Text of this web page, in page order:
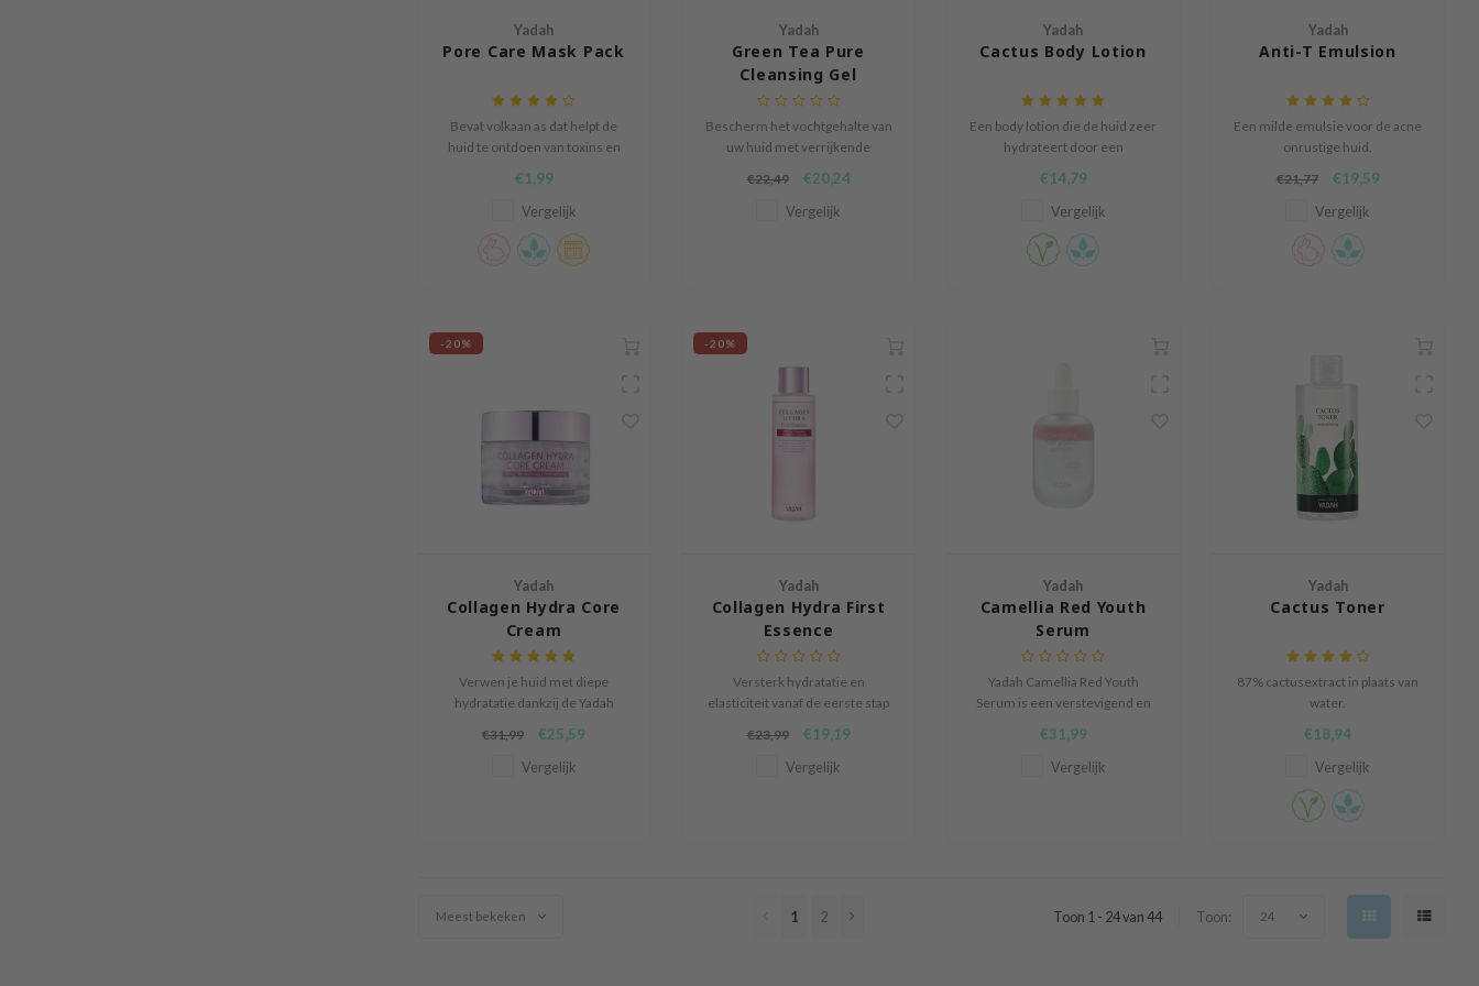
Yadah
Pore Care Mask Pack
Bevat volkaan as dat helpt de
huid te ontdoen van toxins en
€1,99
Vergelijk
Yadah
Green Tea Pure
Cleansing Gel
Bescherm het vochtgehalte van
uw huid met verrijkende
middelen zoals olijfolie en
zonnebloemolie, zonder
€22,49 €20,24
Vergelijk
Yadah
Cactus Body Lotion
Een body lotion die de huid zeer
hydrateert door een
€14,79
Vergelijk
Yadah
Anti-T Emulsion
Een milde emulsie voor de acne
onrustige huid.
€21,77
€19,59
Vergelijk
-20%
Yadah
Collagen Hydra Core
Cream
Verwen je huid met diepe
hydratatie dankzij de Yadah
een luxueuze hydraterende
crème die de huid voedt en
€31,99 €25,59
Vergelijk
-20%
Yadah
Collagen Hydra First
Essence
Versterk hydratatie en
elasticiteit vanaf de eerste stap
Collagen Hydra First Essence,
een lichtgewicht essence-
€23,99 €19,19
Vergelijk
Yadah
Camellia Red Youth
Serum
Yadah Camellia Red Youth
Serum is een verstevigend en
de huidelasticiteit verbetert en
fijne lijntjes zichtbaar
€31,99
Vergelijk
Yadah
Cactus Toner
87% cactusextract in plaats van
water.
€18,94
Vergelijk
Meest bekeken 1 2 Toon 1 - 24 van 44 Toon: 24